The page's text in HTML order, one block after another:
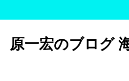
テ
ン
原一宏のブログ